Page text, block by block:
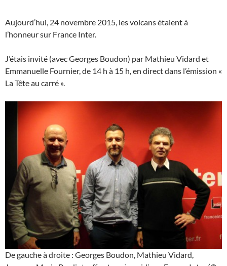
Aujourd’hui, 24 novembre 2015, les volcans étaient à
l’honneur sur France Inter.
J’étais invité (avec Georges Boudon) par Mathieu Vidard et
Emmanuelle Fournier, de 14 h à 15 h, en direct dans l’émission «
La Tête au carré ».
De gauche à droite : Georges Boudon, Mathieu Vidard,